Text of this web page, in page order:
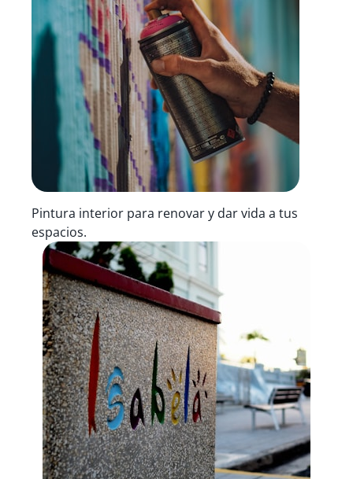
Pintura interior para renovar y dar vida a tus
espacios.